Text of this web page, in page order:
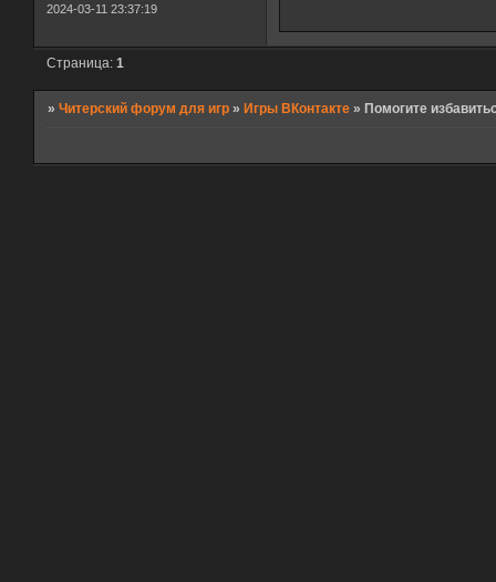
2024-03-11 23:37:19
Страница:1
»Читерский форум для игр » Игры ВКонтакте » Помогите